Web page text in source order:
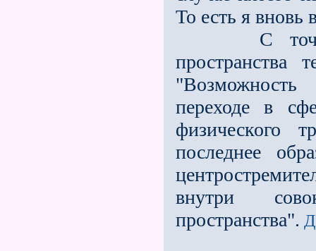
То есть я вновь
С точки
пространства
"Возможность
переходе в
физического
последнее
внутри
пространства".